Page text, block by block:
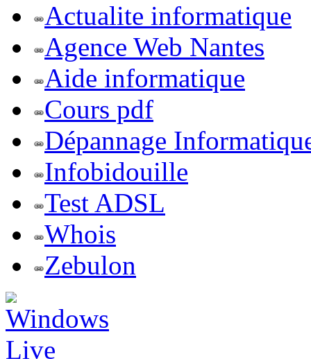
Actualite informatique
Agence Web Nantes
Aide informatique
Cours pdf
Dépannage
Infobidouille
Test ADSL
Whois
Zebulon